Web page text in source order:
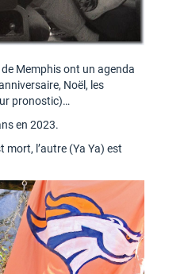
Memphis ont un agenda
Noël, les
pronostic)…
en 2023.
mort, l’autre (Ya Ya) est